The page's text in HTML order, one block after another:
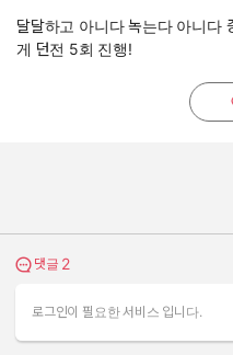
달달하고 아니다 녹는다 아니다
게 던전 5회 진행!
댓글 보기
댓글 2
로그인이 필요한 서비스 입니다.